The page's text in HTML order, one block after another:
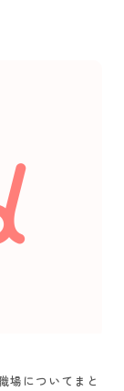
場についてまと